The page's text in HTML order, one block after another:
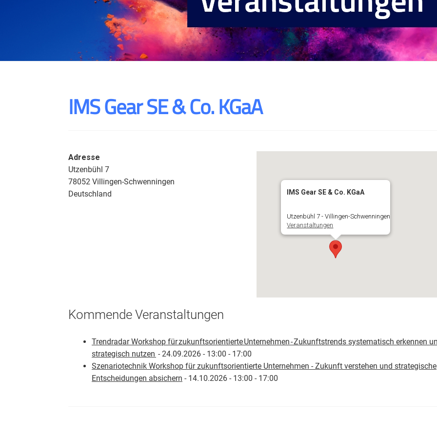
IMS Gear SE & Co. KGaA
IMS Gear SE & Co. KGaA
Utzenbühl 7 - Villingen-Schwenningen
Veranstaltungen
Adresse
Utzenbühl 7
78052 Villingen-Schwenningen
Deutschland
Kommende Veranstaltungen
Trendradar Workshop für zukunftsorientierte Unternehmen - Zukunftstrends systematisch erkennen
strategisch nutzen - 24.09.2026 - 13:00 - 17:00
Szenariotechnik Workshop für zukunftsorientierte Unternehmen - Zukunft verstehen und strategische
Entscheidungen absichern - 14.10.2026 - 13:00 - 17:00